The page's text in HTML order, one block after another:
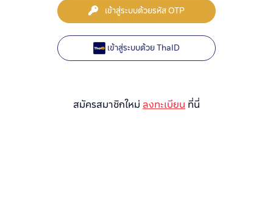
เข้าสู่ระบบด้วยรหัส OTP
เข้าสู่ระบบด้วย ThaID
สมัครสมาชิกใหม่ ลงทะเบียน ที่นี่